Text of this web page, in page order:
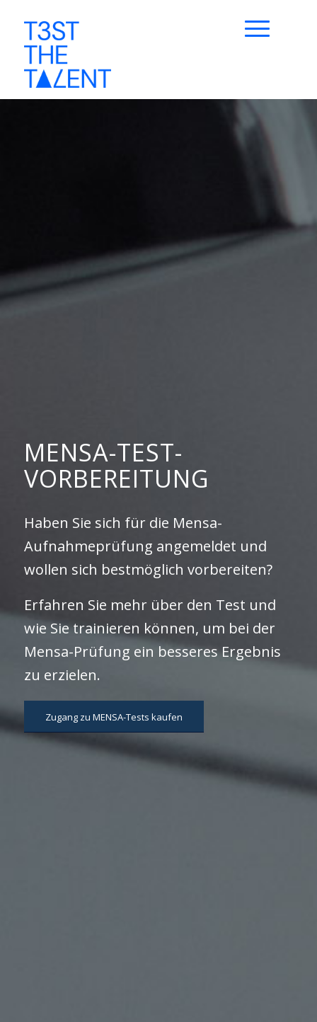
MENSA-TEST-
VORBEREITUNG
Haben Sie sich für die Mensa-
Aufnahmeprüfung angemeldet und
wollen sich bestmöglich vorbereiten?
Erfahren Sie mehr über den Test und
wie Sie trainieren können, um bei der
Mensa-Prüfung ein besseres Ergebnis
zu erzielen.
Zugang zu MENSA-Tests kaufen